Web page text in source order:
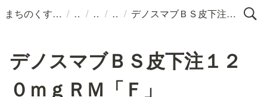
まちのくすりばこ / / / / デノスマブＢＳ皮下注１２０ｍｇＲＭ「Ｆ」
デノスマブＢＳ皮下注１２
０ｍｇＲＭ「Ｆ」